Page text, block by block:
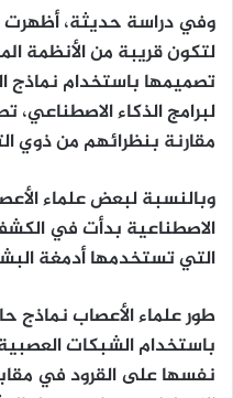
وفي دراسة حديثة، أظهرت
لتكون قريبة من الأنظمة
تصميمها باستخدام نماذج
لبرامج الذكاء الاصطناعي،
مقارنة بنظرائهم من ذوي
وبالنسبة لبعض علماء
الاصطناعية بدأت في
التي تستخدمها أدمغة
طور علماء الأعصاب
باستخدام الشبكات
نفسها على القرود في